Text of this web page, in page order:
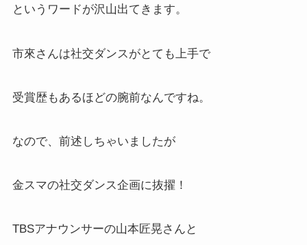
というワードが沢山出てきます。
市來さんは社交ダンスがとても上手で
受賞歴もあるほどの腕前なんですね。
なので、前述しちゃいましたが
金スマの社交ダンス企画に抜擢！
TBSアナウンサーの山本匠晃さんと